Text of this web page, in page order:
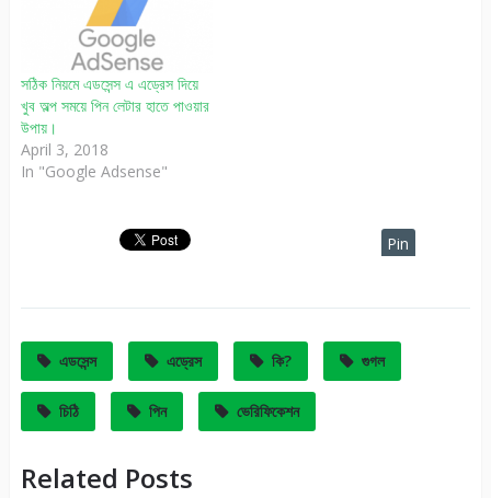
সঠিক নিয়মে এডসেন্স এ এড্রেস দিয়ে
খুব অল্প সময়ে পিন লেটার হাতে পাওয়ার
উপায়।
April 3, 2018
In "Google Adsense"
Pin
এডসেন্স এড্রেস কি? গুগল
চিঠি পিন ভেরিফিকেশন
Related Posts